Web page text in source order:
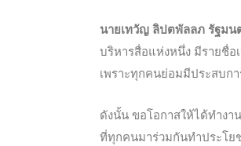
นายเทวัญ ลิปตพัลลภ รัฐมน
บริหารสื่อแห่งหนึ่ง มีรายชื่อ
เพราะทุกคนย่อมมีประสบก
ดังนั้น ขอโอกาสให้ได้ทำงา
ที่ทุกคนมาร่วมกันทำประโย